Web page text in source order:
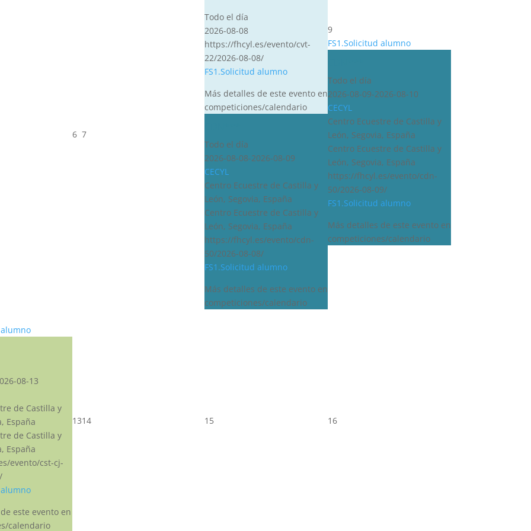
6 7
Todo el día
2026-08-08
https://fhcyl.es/evento/cvt-
22/2026-08-08/
FS1.Solicitud alumno
Más detalles de este evento en
competiciones/calendario
Todo el día
2026-08-08-2026-08-09
CECYL
Centro Ecuestre de Castilla y
León, Segovia, España
Centro Ecuestre de Castilla y
León, Segovia, España
https://fhcyl.es/evento/cdn-
50/2026-08-08/
FS1.Solicitud alumno
Más detalles de este evento en
competiciones/calendario
9
FS1.Solicitud alumno
Todo el día
2026-08-09-2026-08-10
CECYL
Centro Ecuestre de Castilla y
León, Segovia, España
Centro Ecuestre de Castilla y
León, Segovia, España
https://fhcyl.es/evento/cdn-
50/2026-08-09/
FS1.Solicitud alumno
Más detalles de este evento en
competiciones/calendario
08-13
de Castilla y
España
de Castilla y
España
evento/cst-cj-
este evento en
calendario
1314 15 16